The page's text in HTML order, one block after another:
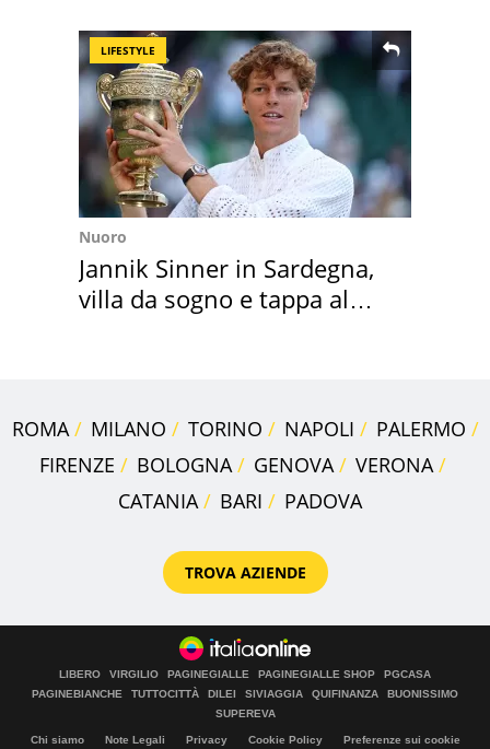
LIFESTYLE
Nuoro
Jannik Sinner in Sardegna,
villa da sogno e tappa al
ROMA MILANO TORINO NAPOLI
PALERMO
FIRENZE
BOLOGNA GENOVA
VERONA
CATANIA
BARI PADOVA
TROVA AZIENDE
LIBERO VIRGILIO PAGINEGIALLE PAGINEGIALLE SHOP
PGCASA
PAGINEBIANCHE
TUTTOCITTÀ DILEI SIVIAGGIA QUIFINANZA
BUONISSIMO
SUPEREVA
Chi siamo Note Legali Privacy Cookie Policy
Preferenze sui cookie